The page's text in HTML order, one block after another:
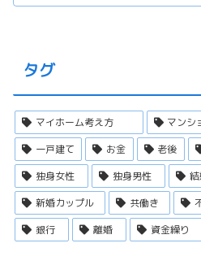
タグ
マイホーム考え方 マンシ
一戸建て
お金 老後
独身女性
独身男性
新婚カップル
共働き
銀行
離婚 資金繰り